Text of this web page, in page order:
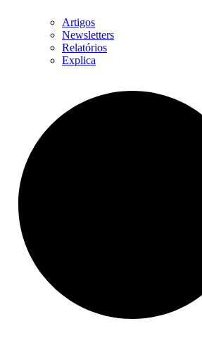
Artigos
Newsletters
Relatórios
Explica